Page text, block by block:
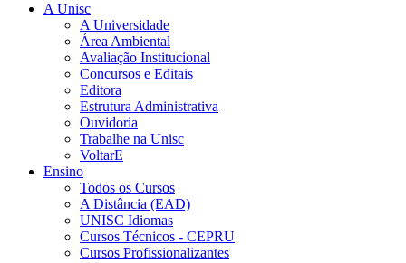
A Unisc
A Universidade
Área Ambiental
Avaliação Institucional
Concursos e Editais
Editora
Estrutura Administrativa
Ouvidoria
Trabalhe na Unisc
VoltarE
Ensino
Todos os Cursos
A Distância (EAD)
UNISC Idiomas
Cursos Técnicos - CEPRU
Cursos Profissionalizantes